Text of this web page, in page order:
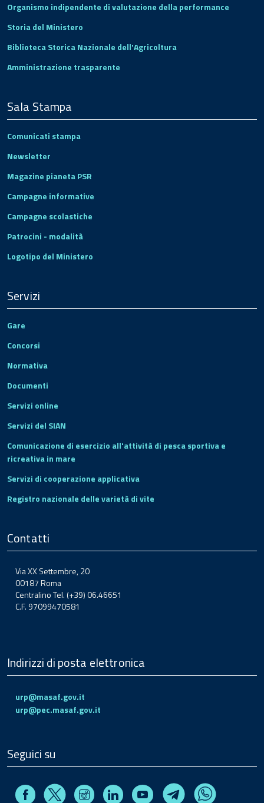
Organismo indipendente di valutazione della performance
Storia del Ministero
Biblioteca Storica Nazionale dell'Agricoltura
Amministrazione trasparente
Sala Stampa
Comunicati stampa
Newsletter
Magazine pianeta PSR
Campagne informative
Campagne scolastiche
Patrocini - modalità
Logotipo del Ministero
Servizi
Gare
Concorsi
Normativa
Documenti
Servizi online
Servizi del SIAN
Comunicazione di esercizio all'attività di pesca sportiva e
ricreativa in mare
Servizi di cooperazione applicativa
Registro nazionale delle varietà di vite
Contatti
Via XX Settembre, 20
00187 Roma
Centralino Tel. (+39) 06.46651
C.F. 97099470581
Indirizzi di posta elettronica
urp@masaf.gov.it
urp@pec.masaf.gov.it
Seguici su
FacebookX InstagramLinkedin Youtube TelegramWhatsapp